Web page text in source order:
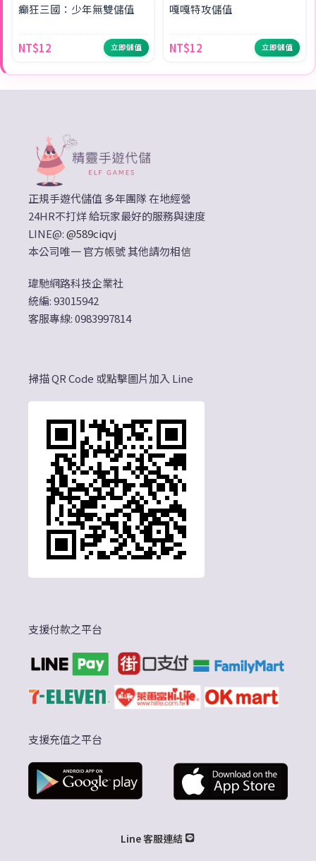
癲狂三國：少年無雙儲值
NT$12 立即儲值
嘎嘎特攻儲值
NT$12 立即儲值
正規手遊代儲值 多年團隊 在地經營
24HR不打烊 給玩家最好的服務與速度
LINE@:@589ciqvj
本公司唯一 官方帳號 其他請勿相信
瑋馳網路科技企業社
統編: 93015942
客服專線: 0983997814
掃描 QR Code 或點擊圖片加入 Line
支援付款之平台
支援充值之平台
Line 客服連結